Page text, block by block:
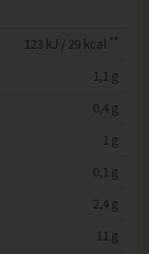
123 kJ / 29 kcal **
1,1 g
0,4 g
1 g
0,1 g
2,4 g
11 g